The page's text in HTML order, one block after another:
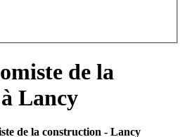
de la
Lancy
de la construction - Lancy